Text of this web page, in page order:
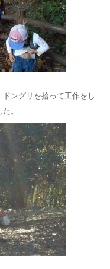
ングリを拾って工作をし
。